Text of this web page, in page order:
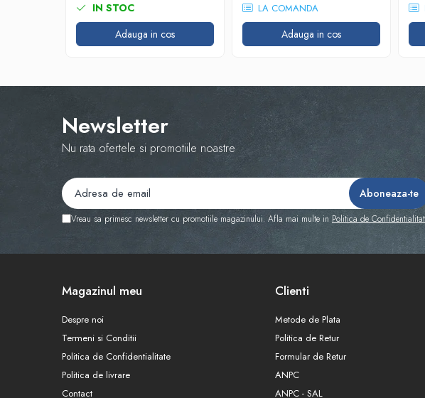
IN STOC
Adauga in cos
LA COMANDA
Adauga in cos
Newsletter
Nu rata ofertele si promotiile noastre
Vreau sa primesc newsletter cu promotiile magazinului. Afla mai multe in Politica de
Magazinul meu
Despre noi
Termeni si Conditii
Politica de Confidentialitate
Politica de livrare
Contact
Clienti
Metode de Plata
Politica de Retur
Formular de Retur
ANPC
ANPC - SAL